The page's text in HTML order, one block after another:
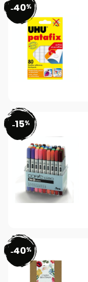
-40%
-15%
-40%